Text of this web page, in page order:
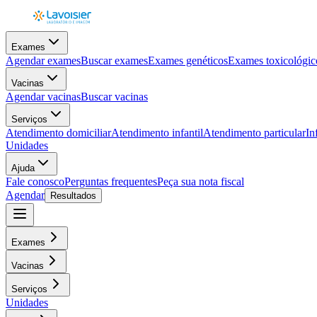
Exames
Agendar examesBuscar examesExames genéticosExames
Vacinas
Agendar vacinasBuscar vacinas
Serviços
Atendimento domiciliarAtendimento infantilAtendimento particular
Unidades
Ajuda
Fale conoscoPerguntas frequentesPeça sua nota fiscal
Agendar
Resultados
Exames
Vacinas
Serviços
Unidades